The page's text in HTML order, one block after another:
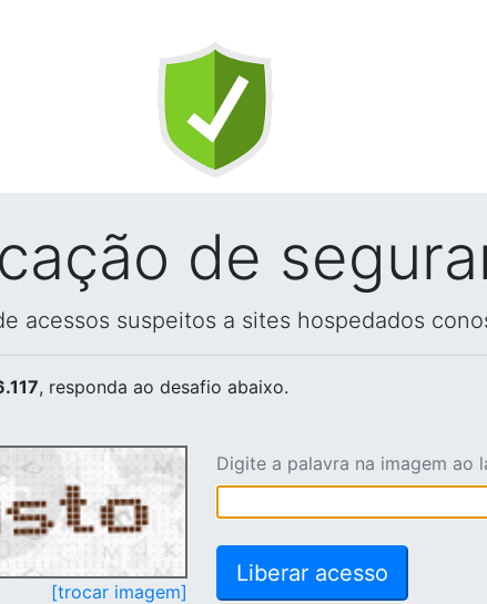
de
acessos suspeitos a sites hospedados
, responda ao desafio abaixo.
[trocar imagem]
Digite a palavra na imagem ao